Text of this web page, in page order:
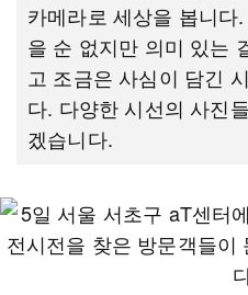
카메라로 세상을 봅니
을 순 없지만 의미 있는
고 조금은 사심이 담긴
다. 다양한 시선의 사진
겠습니다.